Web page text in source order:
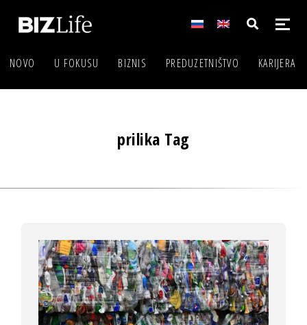
NOVO U FOKUSU BIZNIS PREDUZETNIŠTVO KARIJERA
prilika Tag